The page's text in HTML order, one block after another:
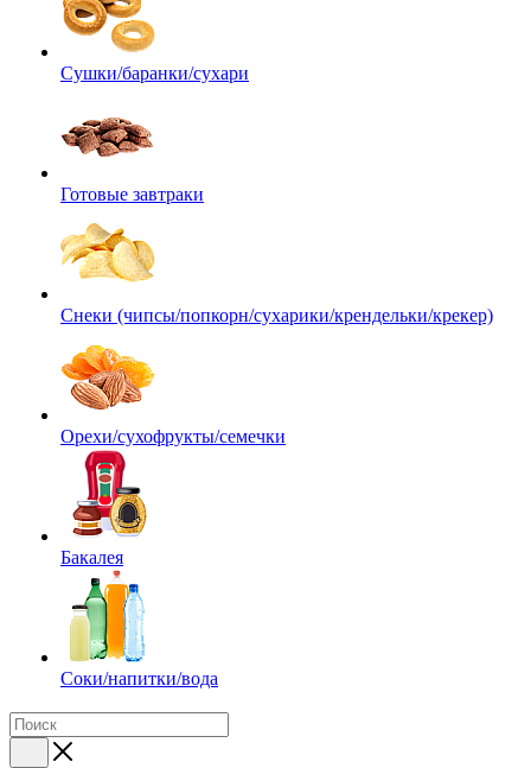
Сушки/баранки/сухари
Готовые завтраки
Снеки (чипсы/попкорн/сухарики/крендельки/крекер)
Орехи/сухофрукты/семечки
Бакалея
Соки/напитки/вода